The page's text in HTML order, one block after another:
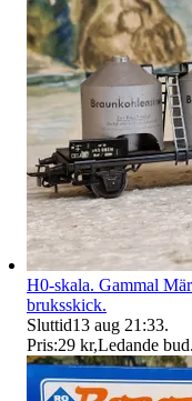
H0-skala. Gammal
bruksskick.
Sluttid13 aug 21:33.
Pris:29 kr,Ledande bud.